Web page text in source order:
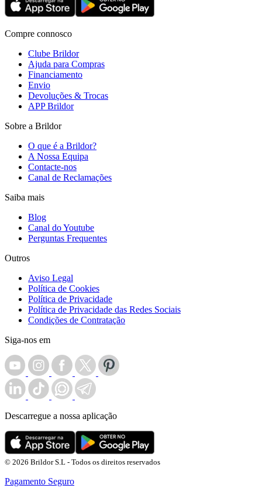
Compre connosco
Clube Brildor
Ajuda para Compras
Financiamento
Envio
Devoluções & Trocas
APP Brildor
Sobre a Brildor
O que é a Brildor?
A Nossa Equipa
Contacte-nos
Canal de Reclamações
Saiba mais
Blog
Canal do Youtube
Perguntas Frequentes
Outros
Aviso Legal
Política de Cookies
Política de Privacidade
Política de Privacidade das Redes Sociais
Condições de Contratação
Siga-nos em
Descarregue a nossa aplicação
© 2026 Brildor S.L - Todos os direitos reservados
Pagamento Seguro